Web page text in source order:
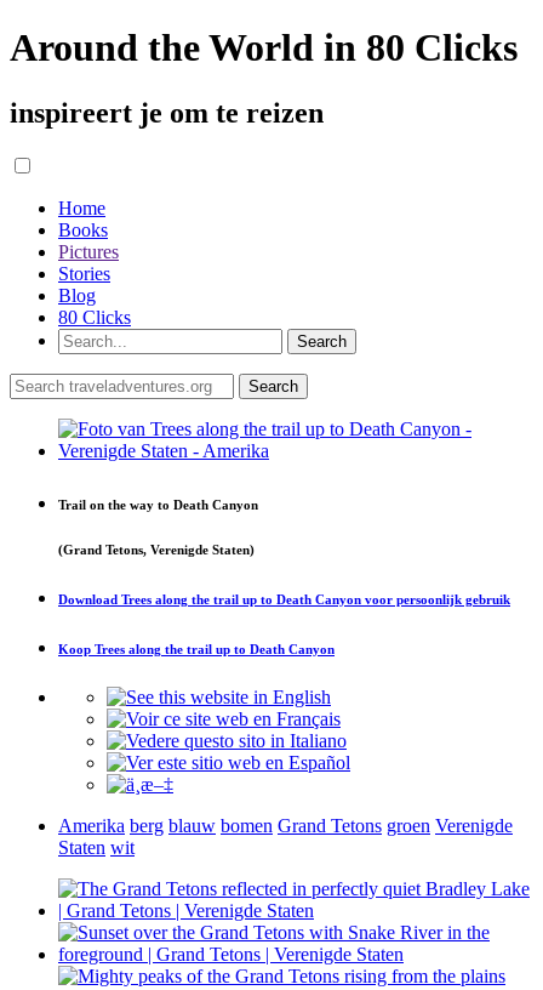
Around the World in 80 Clicks
inspireert je om te reizen
Home
Books
Pictures
Stories
Blog
80 Clicks
Trail on the way to Death Canyon
(Grand Tetons, Verenigde Staten)
Download Trees along the trail up to Death Canyon voor persoonlijk gebruik
Koop Trees along the trail up to Death Canyon
Amerika berg blauw bomen Grand Tetons groen Verenigde
Staten wit